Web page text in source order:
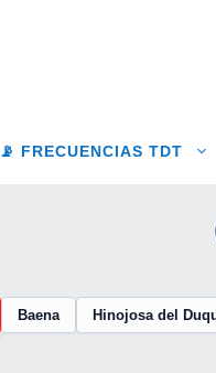
📡 FRECUENCIAS TDT
Baena Hinojosa del